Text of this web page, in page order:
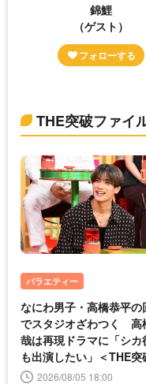
錦鯉
（ゲスト）
THE突破ファイ
バラエティー
なにわ男子・高橋恭平の
でスタジオざわつく 高
哉は再現ドラマに「シカ
も出演したい」＜THE突
ァイル＞
2026/08/05 18:00